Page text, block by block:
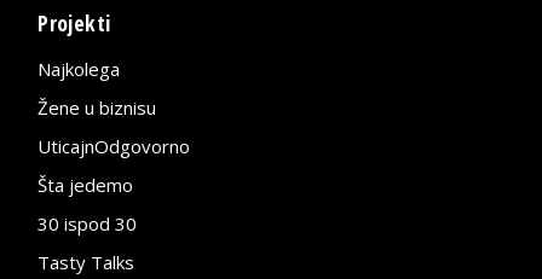
Projekti
Najkolega
Žene u biznisu
UticajnOdgovorno
Šta jedemo
30 ispod 30
Tasty Talks